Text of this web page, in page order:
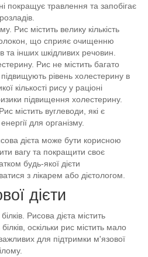
покращує травлення та запобігає
Рис містить велику кількість
що сприяє очищенню
та інших шкідливих речовин.
Рис не містить багато
рівень холестерину в
кількості рису у раціоні
підвищення холестерину.
містить вуглеводи, які є
для організму.
дієта може бути корисною
вагу та покращити своє
будь-якої дієти
з лікарем або дієтологом.
дієти
Рисова дієта містить
оскільки рис містить мало
для підтримки м'язової